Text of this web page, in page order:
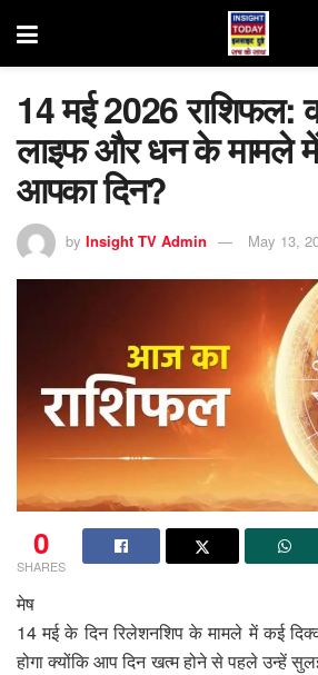
14 मई 2026 राशिफल:
लाइफ और धन के मामले
आपका दिन?
by Insight TV Admin May 13,
0
SHARES
मेष
14 मई के दिन रिलेशनशिप के मामले में कई
होगा क्योंकि आप दिन खत्म होने से पहले उन्हें